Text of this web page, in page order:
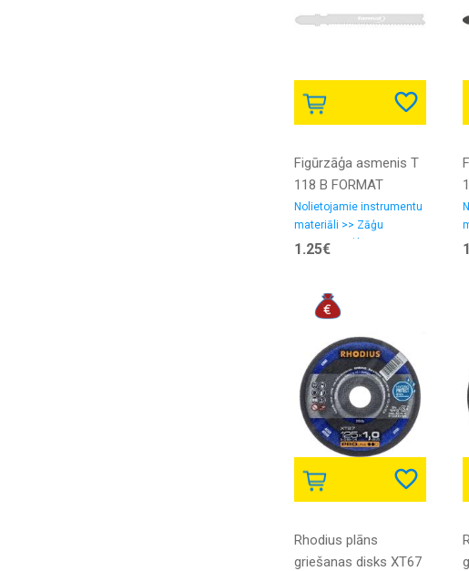
Figūrzāģa asmenis T
118 B FORMAT
Nolietojamie instrumentu
materiāli >> Zāģu
asmeņi, zāģlentas
1.25€
Rhodius plāns
griešanas disks XT67